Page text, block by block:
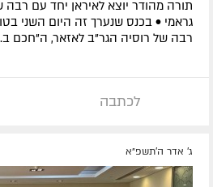
תורה מהודר יוצא לאיראן יחד עם רבה
גראמי • בכנס שנערך זה היום השני
רבה של רוסיה הגר"ב לאזאר, ה"חכם
לכתבה
ג' אדר ה׳תשפ״א